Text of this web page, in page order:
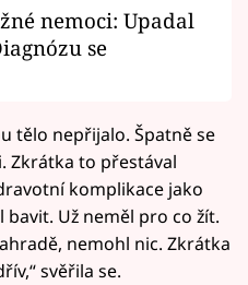
nemoci: Upadal
se
tělo nepřijalo. Špatně se
Zkrátka to přestával
komplikace jako
Už neměl pro co žít.
nemohl nic. Zkrátka
svěřila se.